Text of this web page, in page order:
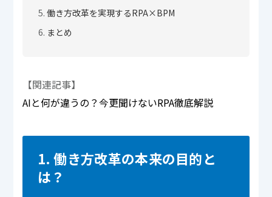
働き方改革を実現するRPA×BPM
まとめ
【関連記事】
AIと何が違うの？今更聞けないRPA徹底解説
1. 働き方改革の本来の目的と
は？